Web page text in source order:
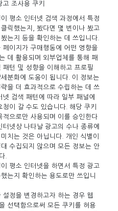
조사용 쿠키
평소 인터넷 검색 과정에서 특정
릭했는지, 봤다면 몇 번이나 봤고
는지 등을 확인하는 데 쓰입니다.
페이지가 구매행동에 어떤 영향을
데 활용되며 외부업체를 통해 패
패턴 및 성향을 이해하고 프로필
분화에 도움이 됩니다. 이 정보는
을 더 효과적으로 수립하는 데 쓰
넷 검색 패턴에 따라 일부 패널에
청이 갈 수도 있습니다. 해당 쿠키
적으로만 사용되며 이를 승인한다
넷상 나타날 광고의 수나 종류에
치는 것은 아닙니다. 개인 식별이
수집되지 않으며 모든 정보는 안
.
평소 인터넷을 하면서 특정 광고
는지 확인하는 용도로만 쓰입니
설정을 변경하고자 하는 경우 웹
선택함으로써 모든 쿠키를 허용